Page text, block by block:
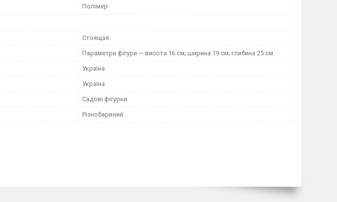
Полімер
Стоящая
Параметри фігури — висота 16 см; ширина 19 см; глибина 25 см.
Україна
Україна
Садові фігурки
Різнобарвний